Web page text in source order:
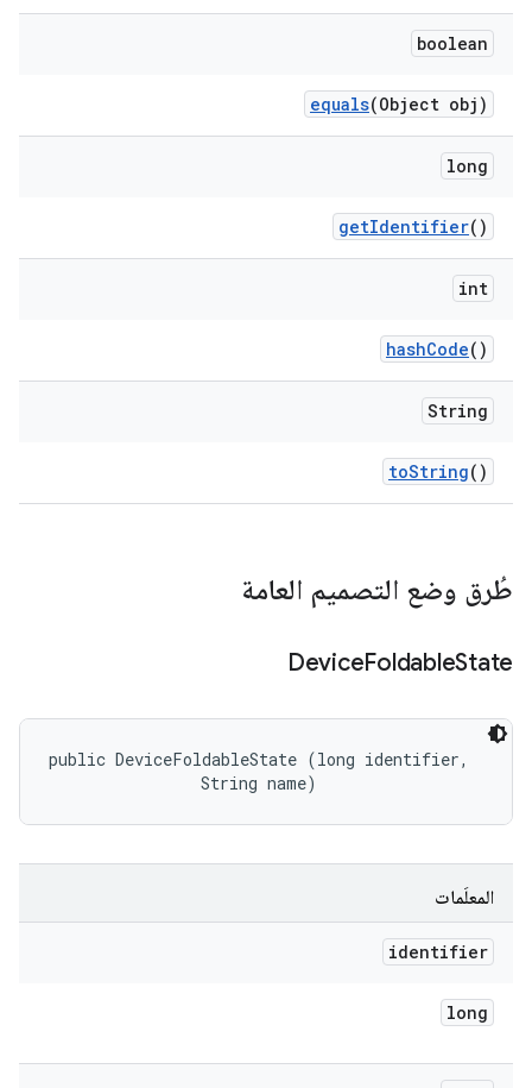
boolean
equals(Object obj)
long
getIdentifier()
int
hashCode()
String
toString()
طُرق وضع التصميم العامة
DeviceFoldableState
public DeviceFoldableState (long identifier,
                String name)
المعلَمات
identifier
long